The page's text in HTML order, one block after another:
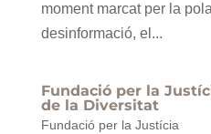
moment marcat per la
desinformació, el...
Fundació per la
de la Diversitat
Fundació per la Justícia